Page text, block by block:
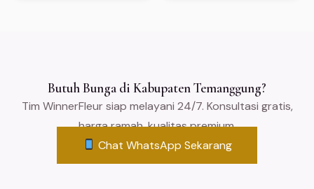
Butuh Bunga di Kabupaten Temanggung?
Tim WinnerFleur siap melayani 24/7. Konsultasi gratis,
harga ramah, kualitas premium.
Chat WhatsApp Sekarang